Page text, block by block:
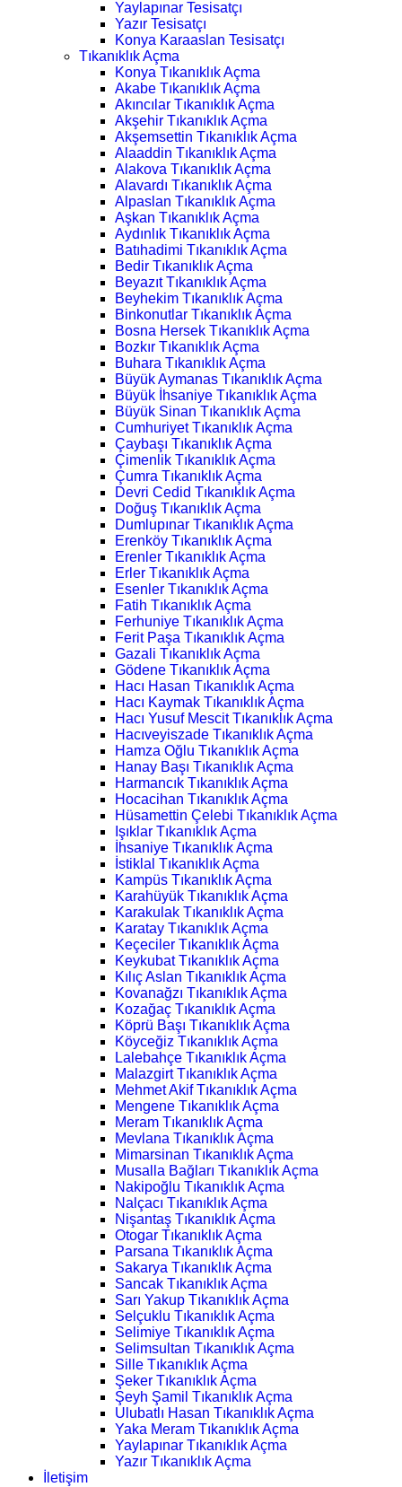
Yaylapınar Tesisatçı
Yazır Tesisatçı
Konya Karaaslan Tesisatçı
Tıkanıklık Açma
Konya Tıkanıklık Açma
Akabe Tıkanıklık Açma
Akıncılar Tıkanıklık Açma
Akşehir Tıkanıklık Açma
Akşemsettin Tıkanıklık Açma
Alaaddin Tıkanıklık Açma
Alakova Tıkanıklık Açma
Alavardı Tıkanıklık Açma
Alpaslan Tıkanıklık Açma
Aşkan Tıkanıklık Açma
Aydınlık Tıkanıklık Açma
Batıhadimi Tıkanıklık Açma
Bedir Tıkanıklık Açma
Beyazıt Tıkanıklık Açma
Beyhekim Tıkanıklık Açma
Binkonutlar Tıkanıklık Açma
Bosna Hersek Tıkanıklık Açma
Bozkır Tıkanıklık Açma
Buhara Tıkanıklık Açma
Büyük Aymanas Tıkanıklık Açma
Büyük İhsaniye Tıkanıklık Açma
Büyük Sinan Tıkanıklık Açma
Cumhuriyet Tıkanıklık Açma
Çaybaşı Tıkanıklık Açma
Çimenlik Tıkanıklık Açma
Çumra Tıkanıklık Açma
Devri Cedid Tıkanıklık Açma
Doğuş Tıkanıklık Açma
Dumlupınar Tıkanıklık Açma
Erenköy Tıkanıklık Açma
Erenler Tıkanıklık Açma
Erler Tıkanıklık Açma
Esenler Tıkanıklık Açma
Fatih Tıkanıklık Açma
Ferhuniye Tıkanıklık Açma
Ferit Paşa Tıkanıklık Açma
Gazali Tıkanıklık Açma
Gödene Tıkanıklık Açma
Hacı Hasan Tıkanıklık Açma
Hacı Kaymak Tıkanıklık Açma
Hacı Yusuf Mescit Tıkanıklık Açma
Hacıveyiszade Tıkanıklık Açma
Hamza Oğlu Tıkanıklık Açma
Hanay Başı Tıkanıklık Açma
Harmancık Tıkanıklık Açma
Hocacihan Tıkanıklık Açma
Hüsamettin Çelebi Tıkanıklık Açma
Işıklar Tıkanıklık Açma
İhsaniye Tıkanıklık Açma
İstiklal Tıkanıklık Açma
Kampüs Tıkanıklık Açma
Karahüyük Tıkanıklık Açma
Karakulak Tıkanıklık Açma
Karatay Tıkanıklık Açma
Keçeciler Tıkanıklık Açma
Keykubat Tıkanıklık Açma
Kılıç Aslan Tıkanıklık Açma
Kovanağzı Tıkanıklık Açma
Kozağaç Tıkanıklık Açma
Köprü Başı Tıkanıklık Açma
Köyceğiz Tıkanıklık Açma
Lalebahçe Tıkanıklık Açma
Malazgirt Tıkanıklık Açma
Mehmet Akif Tıkanıklık Açma
Mengene Tıkanıklık Açma
Meram Tıkanıklık Açma
Mevlana Tıkanıklık Açma
Mimarsinan Tıkanıklık Açma
Musalla Bağları Tıkanıklık Açma
Nakipoğlu Tıkanıklık Açma
Nalçacı Tıkanıklık Açma
Nişantaş Tıkanıklık Açma
Otogar Tıkanıklık Açma
Parsana Tıkanıklık Açma
Sakarya Tıkanıklık Açma
Sancak Tıkanıklık Açma
Sarı Yakup Tıkanıklık Açma
Selçuklu Tıkanıklık Açma
Selimiye Tıkanıklık Açma
Selimsultan Tıkanıklık Açma
Sille Tıkanıklık Açma
Şeker Tıkanıklık Açma
Şeyh Şamil Tıkanıklık Açma
Ulubatlı Hasan Tıkanıklık Açma
Yaka Meram Tıkanıklık Açma
Yaylapınar Tıkanıklık Açma
Yazır Tıkanıklık Açma
İletişim